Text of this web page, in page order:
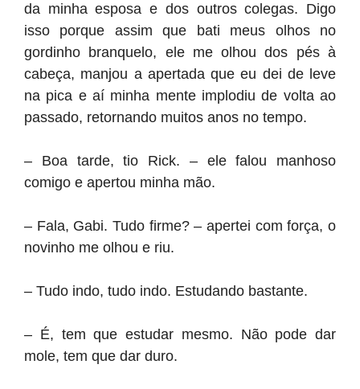
da minha esposa e dos outros colegas. Digo
isso porque assim que bati meus olhos no
gordinho branquelo, ele me olhou dos pés à
cabeça, manjou a apertada que eu dei de leve
na pica e aí minha mente implodiu de volta ao
passado, retornando muitos anos no tempo.
– Boa tarde, tio Rick. – ele falou manhoso
comigo e apertou minha mão.
– Fala, Gabi. Tudo firme? – apertei com força, o
novinho me olhou e riu.
– Tudo indo, tudo indo. Estudando bastante.
– É, tem que estudar mesmo. Não pode dar
mole, tem que dar duro.